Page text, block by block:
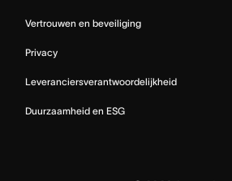
Vertrouwen en beveiliging
Privacy
Leveranciersverantwoordelijkheid
Duurzaamheid en ESG